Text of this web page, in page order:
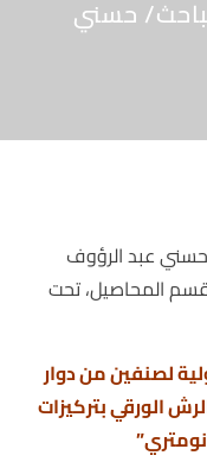
حسني
حسني عبد الرؤوف
قسم المحاصيل، تحت
لصنفين من دوار
الورقي بتركيزات